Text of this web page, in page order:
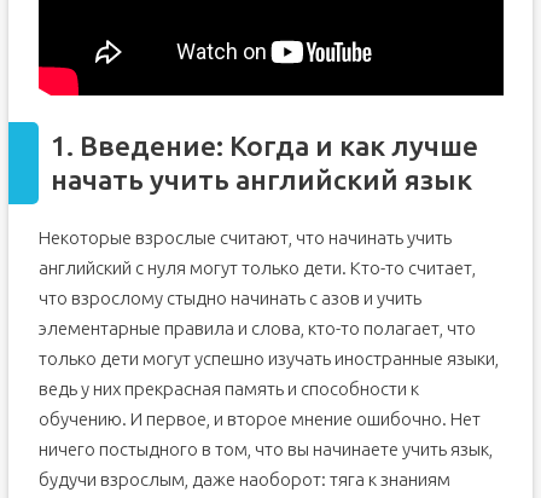
1. Введение: Когда и как лучше
начать учить английский язык
Некоторые взрослые считают, что начинать учить
английский с нуля могут только дети. Кто-то считает,
что взрослому стыдно начинать с азов и учить
элементарные правила и слова, кто-то полагает, что
только дети могут успешно изучать иностранные языки,
ведь у них прекрасная память и способности к
обучению. И первое, и второе мнение ошибочно. Нет
ничего постыдного в том, что вы начинаете учить язык,
будучи взрослым, даже наоборот: тяга к знаниям